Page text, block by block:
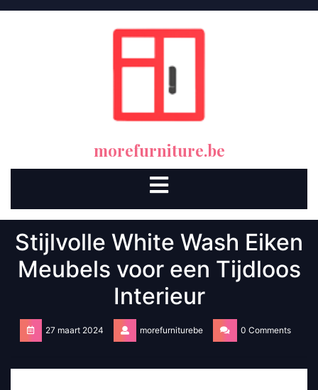
morefurniture.be
Open
Button
Stijlvolle White Wash Eiken
Meubels voor een Tijdloos
Interieur
27 maart 2024 morefurniturebe 0 Comments